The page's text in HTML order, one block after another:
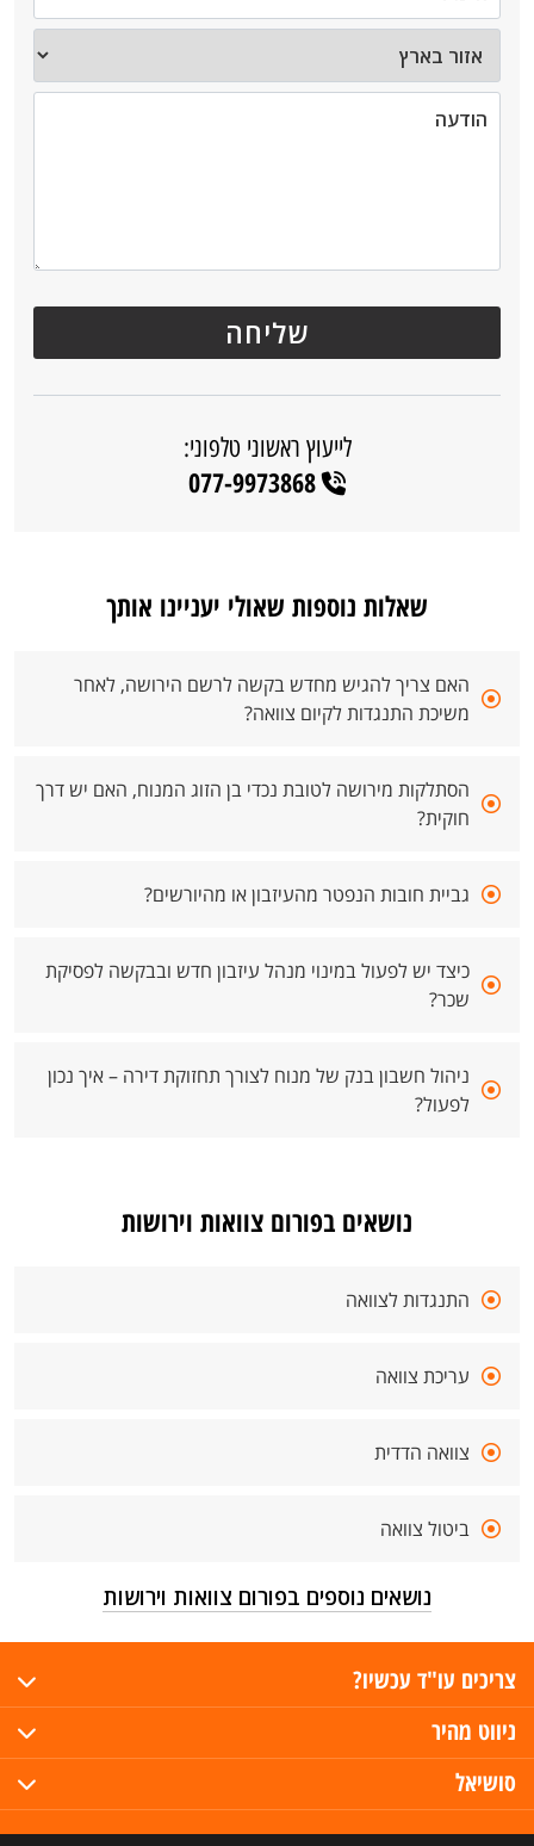
לייעוץ ראשוני טלפוני:
077-9973868
שאלות נוספות שאולי יעניינו אותך
האם צריך להגיש מחדש בקשה לרשם הירושה, לאחר
משיכת התנגדות לקיום צוואה?
הסתלקות מירושה לטובת נכדי בן הזוג המנוח, האם יש דרך
חוקית?
גביית חובות הנפטר מהעיזבון או מהיורשים?
כיצד יש לפעול במינוי מנהל עיזבון חדש ובבקשה לפסיקת
שכר?
ניהול חשבון בנק של מנוח לצורך תחזוקת דירה – איך נכון
לפעול?
נושאים בפורום צוואות וירושות
התנגדות לצוואה
עריכת צוואה
צוואה הדדית
ביטול צוואה
נושאים נוספים בפורום צוואות וירושות
צריכים עו"ד עכשיו?
ניווט מהיר
סושיאל